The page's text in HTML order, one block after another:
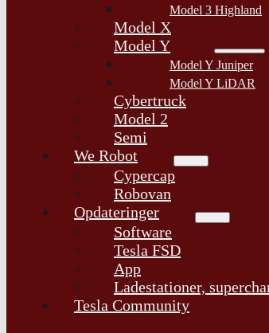
Model 3 Highland
Model X
Model Y
Model Y Juniper
Model Y LiDAR
Cybertruck
Model 2
Semi
We Robot
Cypercap
Robovan
Opdateringer
Software
Tesla FSD
App
Ladestationer,
Tesla Community